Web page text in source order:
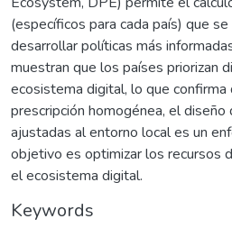
(específicos para cada país) que
desarrollar políticas más
muestran que los países priorizan
ecosistema digital, lo que confirma
prescripción homogénea, el
ajustadas al entorno local es un
objetivo es optimizar los recursos
el ecosistema digital.
Keywords